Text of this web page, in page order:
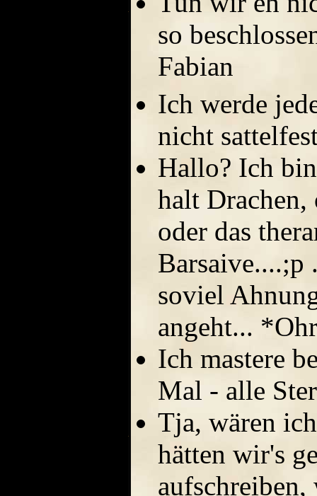
so
Fabian
Ich werde
nicht
Hallo? Ich
halt Drachen,
oder das
Barsaive....;p
soviel
angeht...
Ich mastere
Mal - alle
Tja, wären
hätten wir's